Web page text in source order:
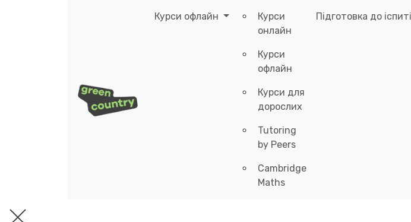
Курси офлайн
Курси
онлайн
Курси
офлайн
Курси для
дорослих
Tutoring
by Peers
Cambridge
Maths
Підготовка до